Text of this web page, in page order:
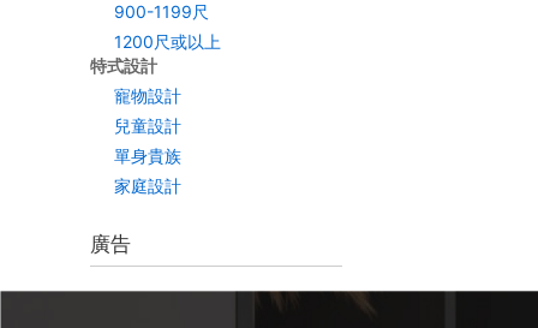
900-1199尺
1200尺或以上
特式設計
寵物設計
兒童設計
單身貴族
家庭設計
廣告